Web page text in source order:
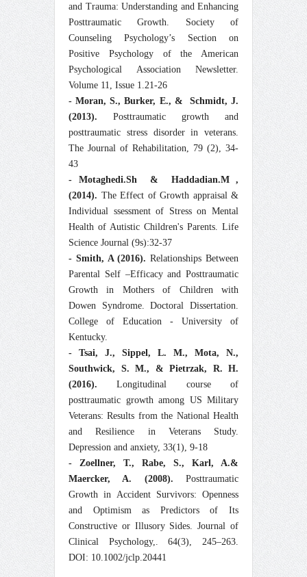
and Trauma: Understanding and Enhancing
Posttraumatic Growth. Society of
Counseling Psychology’s Section on
Positive Psychology of the American
Psychological Association Newsletter.
Volume 11, Issue 1.21-26
- Moran, S., Burker, E., &
Schmidt, J.
(2013). Posttraumatic growth and
posttraumatic stress disorder in veterans.
The Journal of Rehabilitation, 79 (2), 34-
43
- Motaghedi.Sh
&
Haddadian.M ,
(2014). The Effect of Growth appraisal &
Individual ssessment of Stress on Mental
Health of Autistic Children's Parents. Life
Science Journal (9s):32-37
- Smith, A (2016). Relationships Between
Parental Self –Efficacy and Posttraumatic
Growth in Mothers of Children with
Dowen Syndrome. Doctoral Dissertation.
College of Education - University of
Kentucky.
- Tsai, J., Sippel, L. M., Mota, N.,
Southwick, S. M., & Pietrzak, R. H.
(2016). Longitudinal course of
posttraumatic growth among US Military
Veterans: Results from the National Health
and Resilience in Veterans Study.
Depression and anxiety, 33(1), 9-18
- Zoellner, T., Rabe, S., Karl, A.&
Maercker, A. (2008). Posttraumatic
Growth in Accident Survivors: Openness
and Optimism as Predictors of Its
Constructive or Illusory Sides. Journal of
Clinical Psychology,. 64(3), 245–263.
DOI: 10.1002/jclp.20441